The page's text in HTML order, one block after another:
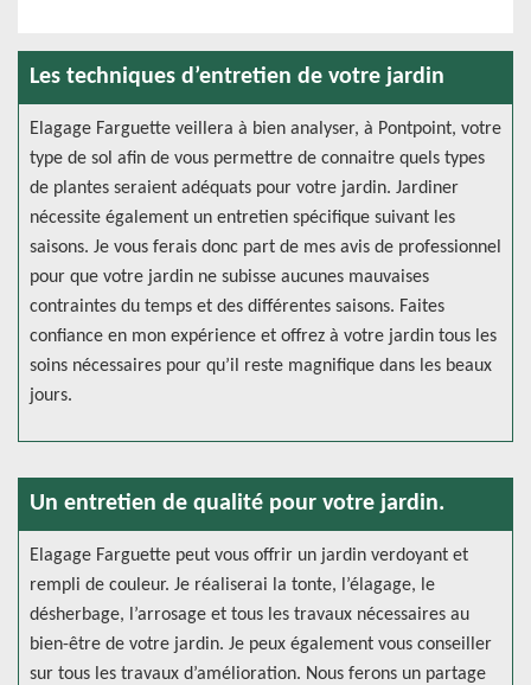
Les techniques d’entretien de votre jardin
Elagage Farguette veillera à bien analyser, à Pontpoint, votre
type de sol afin de vous permettre de connaitre quels types
de plantes seraient adéquats pour votre jardin. Jardiner
nécessite également un entretien spécifique suivant les
saisons. Je vous ferais donc part de mes avis de professionnel
pour que votre jardin ne subisse aucunes mauvaises
contraintes du temps et des différentes saisons. Faites
confiance en mon expérience et offrez à votre jardin tous les
soins nécessaires pour qu’il reste magnifique dans les beaux
jours.
Un entretien de qualité pour votre jardin.
Elagage Farguette peut vous offrir un jardin verdoyant et
rempli de couleur. Je réaliserai la tonte, l’élagage, le
désherbage, l’arrosage et tous les travaux nécessaires au
bien-être de votre jardin. Je peux également vous conseiller
sur tous les travaux d’amélioration. Nous ferons un partage